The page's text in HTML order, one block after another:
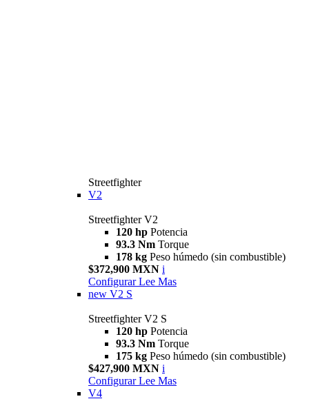
Streetfighter
V2
Streetfighter V2
120 hp Potencia
93.3 Nm Torque
178 kg Peso húmedo (sin combustible)
$372,900 MXN i
Configurar Lee Mas
new V2 S
Streetfighter V2 S
120 hp Potencia
93.3 Nm Torque
175 kg Peso húmedo (sin combustible)
$427,900 MXN i
Configurar Lee Mas
V4